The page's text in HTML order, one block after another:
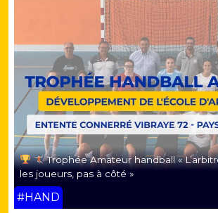
Trophée Amateur handball «
les joueurs, pas à côté »
#HAND